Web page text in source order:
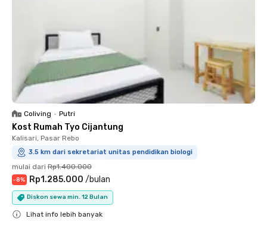
Coliving • Putri
Kost Rumah Tyo Cijantung
Kalisari, Pasar Rebo
3.5 km dari sekretariat unitas pendidikan biologi
mulai dari Rp1.400.000
-8% Rp1.285.000 /bulan
Diskon sewa min. 12 Bulan
Lihat info lebih banyak